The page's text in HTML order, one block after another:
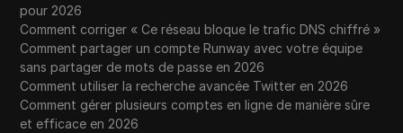
pour 2026
Comment corriger « Ce réseau bloque le trafic DNS chiffré »
Comment partager un compte Runway avec votre équipe
sans partager de mots de passe en 2026
Comment utiliser la recherche avancée Twitter en 2026
Comment gérer plusieurs comptes en ligne de manière sûre
et efficace en 2026